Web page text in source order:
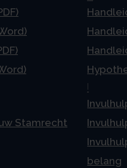
Stamrecht
belang